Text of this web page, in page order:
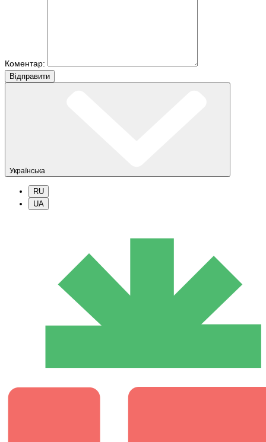
Коментар:
Вiдправити
Українська
RU
UA